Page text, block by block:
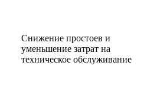
Снижение простоев и
уменьшение затрат на
техническое обслуживание